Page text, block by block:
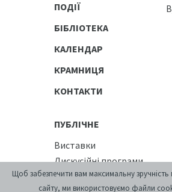
ПОДІЇ
БІБЛІОТЕКА
КАЛЕНДАР
КРАМНИЦЯ
КОНТАКТИ
ПУБЛІЧНЕ
Виставки
Дискусійні програми
[розархівування]
Щоб забезпечити вам максимальну зручність
сайту, ми використовуємо файли